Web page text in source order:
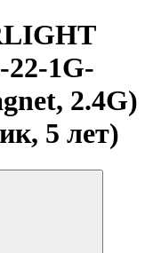
1G-
2.4G)
5 лет)